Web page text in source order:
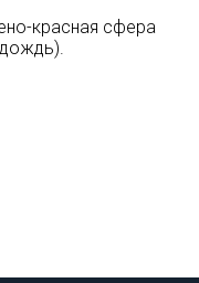
красная сфера